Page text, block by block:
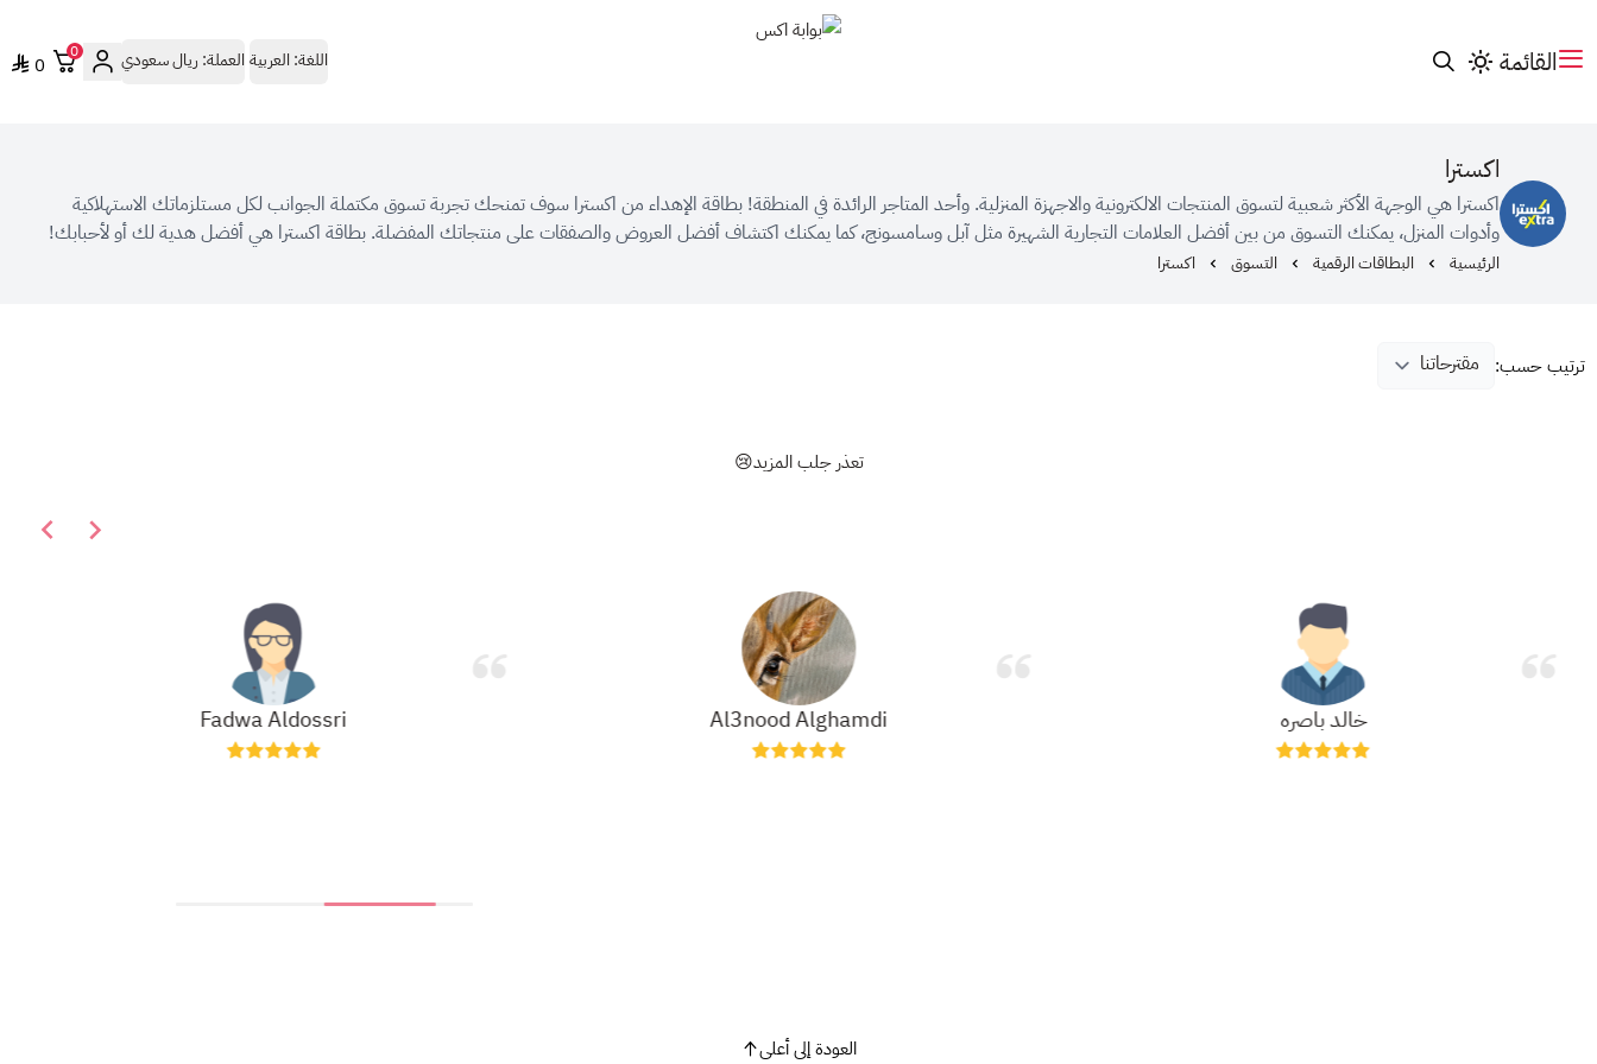
القائمة اللغة: العربية العملة:ريال سعودي 0
0
اكسترا
اكسترا هي الوجهة الأكثر شعبية لتسوق المنتجات الالكترونية والاجهزة المنزلية. وأحد المتاجر الرائدة في المنطقة! بطاقة الإهداء من اكسترا سوف تمنحك تجربة تسوق مكتملة الجوانب لكل مستلزماتك الاستهلاكية
وأدوات المنزل، يمكنك التسوق من بين أفضل العلامات التجارية الشهيرة مثل آبل وسامسونج، كما يمكنك اكتشاف أفضل العروض والصفقات على منتجاتك المفضلة. بطاقة اكسترا هي أفضل هدية لك أو لأحبابك!
الرئيسية البطاقات الرقمية التسوق اكسترا
ترتيب حسب:
تعذر جلب المزيد😢
خالد باصره Al3nood Alghamdi
Fadwa Aldossri
العودة إلى أعلى